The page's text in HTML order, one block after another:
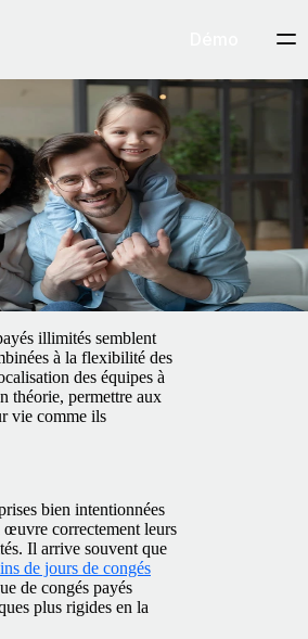
politique de congés
15 février 2025
illimités semblent
à la flexibilité des
des équipes à
théorie, permettre aux
vie comme ils
bien intentionnées
œuvre correctement leurs
Il arrive souvent que
de jours de congés
de congés payés
plus rigides en la